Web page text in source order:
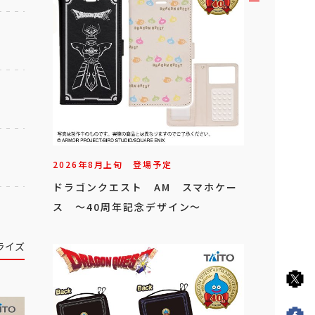
イズ
2026年8月上旬 登場予定
ドラゴンクエスト AM スマホケー
ス ～40周年記念デザイン～